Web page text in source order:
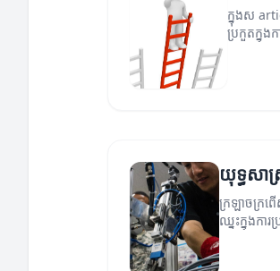
ក្នុងស
ប្រកួតក្នុងក
យុទ្ធសាស្
ក្រឡាចក្រពើ
ឈ្នះក្នុងការ